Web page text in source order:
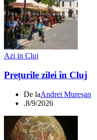
Azi in Cluj
Prețurile zilei în Cluj
De laAndrei Mureșan
.8/9/2026